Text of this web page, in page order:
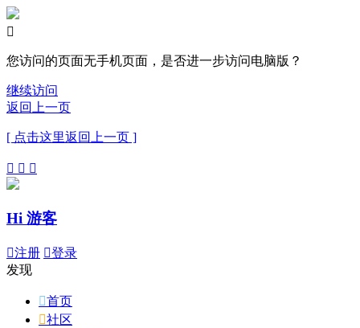

您访问的页面无手机页面，是否进一步访问电脑版？
继续访问
返回上一页
[ 点击这里返回上一页 ]
  
Hi 游客
注册 登录
发现
首页
社区